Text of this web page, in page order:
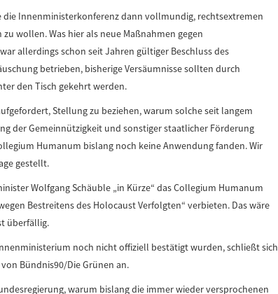
Innenministerkonferenz dann vollmundig, rechtsextremen
wollen. Was hier als neue Maßnahmen gegen
allerdings schon seit Jahren gültiger Beschluss des
betrieben, bisherige Versäumnisse sollten durch
den Tisch gekehrt werden.
Stellung zu beziehen, warum solche seit langem
der Gemeinnützigkeit und sonstiger staatlicher Förderung
Humanum bislang noch keine Anwendung fanden. Wir
gestellt.
Wolfgang Schäuble „in Kürze“ das Collegium Humanum
Bestreitens des Holocaust Verfolgten“ verbieten. Das wäre
überfällig.
noch nicht offiziell bestätigt wurden, schließt sich
Bündnis90/Die Grünen an.
warum bislang die immer wieder versprochenen